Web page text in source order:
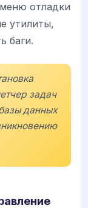
отладки
утилиты,
баги.
задач
данных